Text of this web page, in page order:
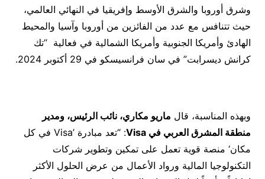
وشرق أوروبا والشرق الأوسط وإفريقيا في النهائي العالمي،
حيث تتنافس مع عدد من الفائزين من أوروبا وآسيا والمحيط
الهادئ وأمريكا الجنوبية وأمريكا الشمالية في فعالية “تك
كرانش ديسرابت” في سان فرانسيسكو في 29 أكتوبر 2024.
وبهذه المناسبة، قال ماريو مكاري، نائب الرئيس، ومدير
منطقة المشرق العربي في Visa
: “تعد مبادرة ’Visa في كل
مكان‘ منصة قوية تعمل على تمكين وتطوير شركات
التكنولوجيا المالية ورواد الأعمال من عرض الحلول الأكثر